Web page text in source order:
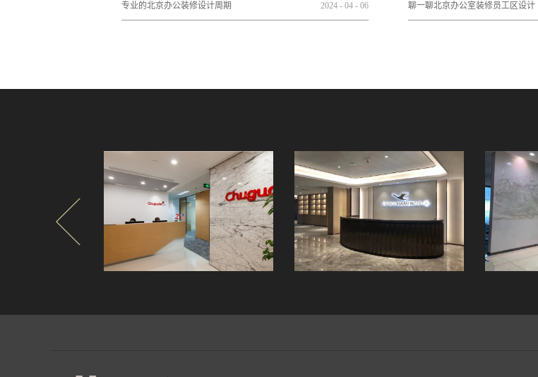
专业的北京办公装修设计周期 2024 - 04 - 06 聊一聊北京办公室装修员工区设计